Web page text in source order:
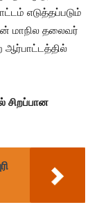
எடுத்தப்படும்
மாநில தலைவர்
சிறப்பான